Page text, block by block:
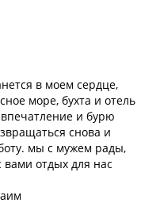
в моем сердце,
море, бухта и отель
и бурю
снова и
мы с мужем рады,
вами отдых для нас